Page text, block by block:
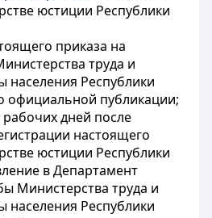
юстиции Республики
приказа на
труда и
Республики
официальной публикации;
рабочих дней после
настоящего
юстиции Республики
в Департамент
Министерства труда и
Республики